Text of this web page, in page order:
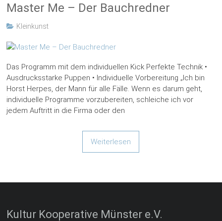
Master Me – Der Bauchredner
Kleinkunst
Das Programm mit dem individuellen Kick Perfekte Technik •
Ausdrucksstarke Puppen • Individuelle Vorbereitung „Ich bin
Horst Herpes, der Mann für alle Fälle. Wenn es darum geht,
individuelle Programme vorzubereiten, schleiche ich vor
jedem Auftritt in die Firma oder den
Weiterlesen
Kultur Kooperative Münster e.V.